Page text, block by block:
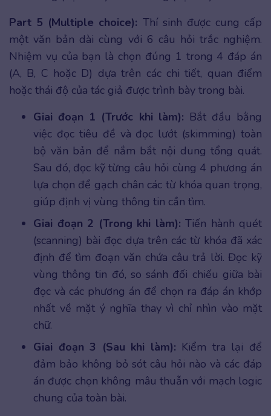
Part 5 (Multiple choice): Thí sinh được cung cấp
một văn bản dài cùng với 6 câu hỏi trắc nghiệm.
Nhiệm vụ của bạn là chọn đúng 1 trong 4 đáp án
(A, B, C hoặc D) dựa trên các chi tiết, quan điểm
hoặc thái độ của tác giả được trình bày trong bài.
Giai đoạn 1 (Trước khi làm): Bắt đầu bằng
việc đọc tiêu đề và đọc lướt (skimming) toàn
bộ văn bản để nắm bắt nội dung tổng quát.
Sau đó, đọc kỹ từng câu hỏi cùng 4 phương án
lựa chọn để gạch chân các từ khóa quan trọng,
giúp định vị vùng thông tin cần tìm.
Giai đoạn 2 (Trong khi làm): Tiến hành quét
(scanning) bài đọc dựa trên các từ khóa đã xác
định để tìm đoạn văn chứa câu trả lời. Đọc kỹ
vùng thông tin đó, so sánh đối chiếu giữa bài
đọc và các phương án để chọn ra đáp án khớp
nhất về mặt ý nghĩa thay vì chỉ nhìn vào mặt
chữ.
Giai đoạn 3 (Sau khi làm): Kiểm tra lại để
đảm bảo không bỏ sót câu hỏi nào và các đáp
án được chọn không mâu thuẫn với mạch logic
chung của toàn bài.